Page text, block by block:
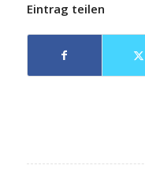
Eintrag teilen